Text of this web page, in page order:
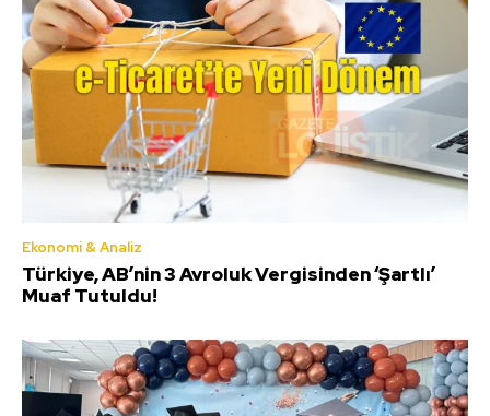
Ekonomi & Analiz
Türkiye, AB’nin 3 Avroluk Vergisinden ‘Şartlı’
Muaf Tutuldu!